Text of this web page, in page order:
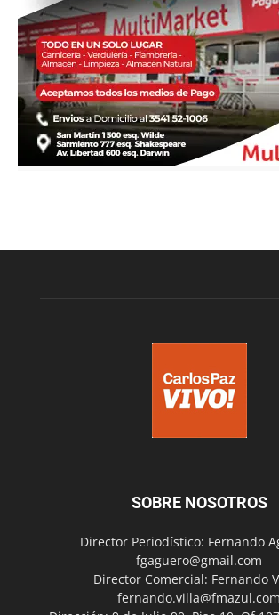
SOBRE NOSOTROS
Director Periodístico: Fernando
fgaguero@gmail.com
Director Comercial: Fernando
fernando.villa@fmazul.com